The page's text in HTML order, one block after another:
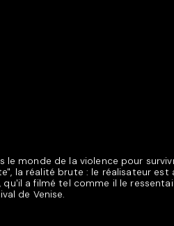
le monde de la violence pour
la réalité brute : le réalisateur est
a filmé tel comme il le
de Venise.